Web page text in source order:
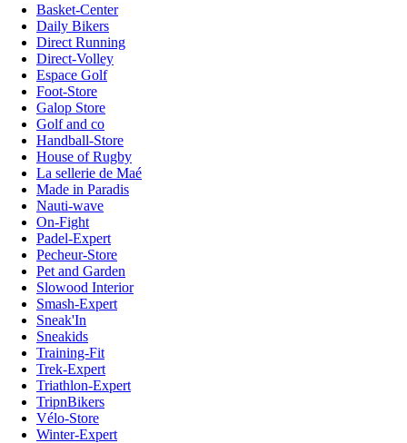
Basket-Center
Daily Bikers
Direct Running
Direct-Volley
Espace Golf
Foot-Store
Galop Store
Golf and co
Handball-Store
House of Rugby
La sellerie de Maé
Made in Paradis
Nauti-wave
On-Fight
Padel-Expert
Pecheur-Store
Pet and Garden
Slowood Interior
Smash-Expert
Sneak'In
Sneakids
Training-Fit
Trek-Expert
Triathlon-Expert
TripnBikers
Vélo-Store
Winter-Expert